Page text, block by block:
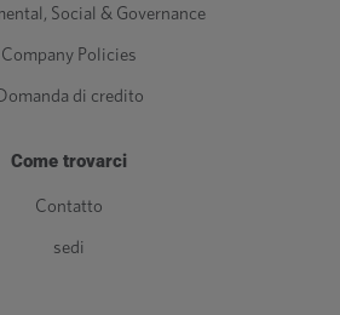
Social & Governance
Company Policies
di credito
Come trovarci
Contatto
sedi